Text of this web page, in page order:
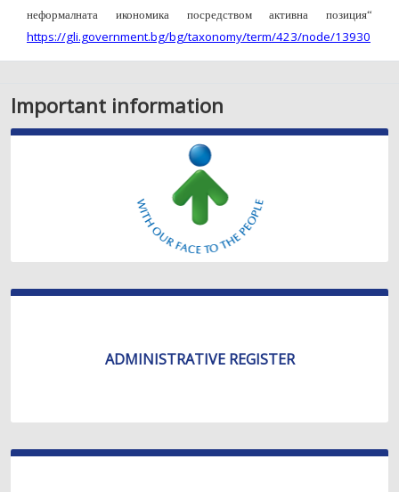
неформалната икономика посредством активна позиция“
https://gli.government.bg/bg/taxonomy/term/423/node/13930
Important information
ADMINISTRATIVE REGISTER